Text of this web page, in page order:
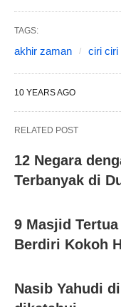
TAGS:
akhir zaman ciri ciri
10 YEARS AGO
RELATED POST
12 Negara
Terbanyak di
9 Masjid
Berdiri Kokoh
Nasib Yahudi